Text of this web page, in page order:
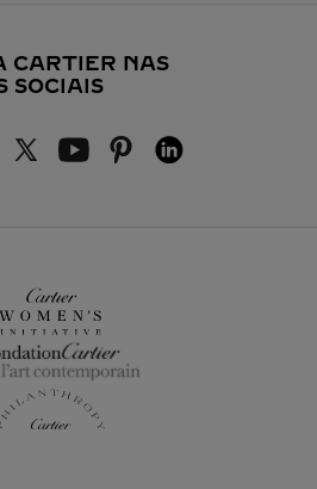
CARTIER NAS
SOCIAIS